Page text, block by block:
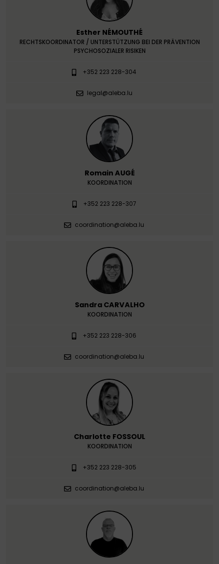
Esther NÉMOUTHÉ
RECHTSKOORDINATOR / UNTERSTÜTZUNG BEI DER PRÄVENTION
PSYCHOSOZIALER RISIKEN
+352 223 228-304
legal@aleba.lu
Romain AUGÉ
KOORDINATION
+352 223 228-307
coordination@aleba.lu
Sandra CARVALHO
KOORDINATION
+352 223 228-306
coordination@aleba.lu
Charlotte FOSSOUL
KOORDINATION
+352 223 228-305
coordination@aleba.lu